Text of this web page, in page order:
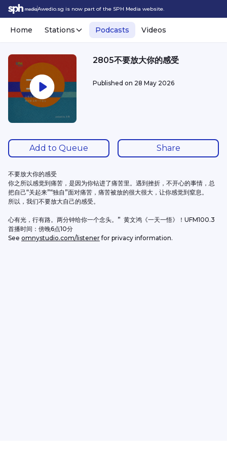
Awedio.sg is now part of the SPH Media website.
Home Stations Podcasts Videos
2805不要放大你的感受
Published on 28 May 2026
Add to Queue Share
不要放大你的感受
你之所以感觉到痛苦，是因为你钻进了痛苦里。遇到挫折，不开心的事情，总
把自己“关起来”“独自”面对痛苦，痛苦被放的很大很大，让你感觉到窒息。
所以，我们不要放大自己的感受。
心有光，行有路。两分钟给你一个念头。”  黄文鸿《一天一悟》！UFM100.3
首播时间：傍晚6点10分
See omnystudio.com/listener for privacy information.